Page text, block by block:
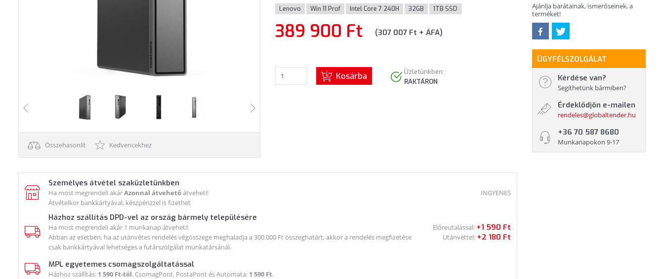
Összehasonlít Kedvencekhez
Lenovo Win 11 Prof Intel Core 7 240H 32GB 1TB SSD
389 900 Ft (307 007 Ft + ÁFA)
Kosárba
Üzletünkben:
RAKTÁRON
Személyes átvétel szaküzletünkben
Ha most megrendeli akárAzonnal átvehetőátveheti!
Átvételkor bankkártyával, készpénzzel is fizethet
INGYENES
Házhoz szállítás DPD-vel az ország bármely településére
Ha most megrendeli akár 1 munkanap átveheti!
Abban az esetben, ha az utánvétes rendelés végösszege meghaladja a 300.000 Ft összeghatárt, akkor a rendelés megfizetése
csak bankkártyával lehetséges a futárszolgálat munkatársánál.
Előreutalással: +1 590 Ft
Utánvéttel: +2 180 Ft
MPL egyetemes csomagszolgáltatással
Házhoz szállítás: 1 590 Ft-tól. CsomagPont, PostaPont és Automata: 1 590 Ft.
Ajánlja barátainak, ismerőseinek, a
terméket!
ÜGYFÉLSZOLGÁLAT
Kérdése van?
Segíthetünk bármiben?
Érdeklődjön e-mailen
rendeles@globaltender.hu
+36 70 587 8680
Munkanapokon 9-17